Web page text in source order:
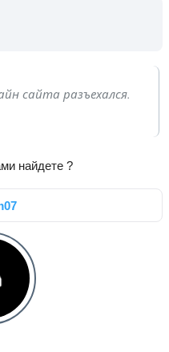
сайта разъехался.
найдете ?